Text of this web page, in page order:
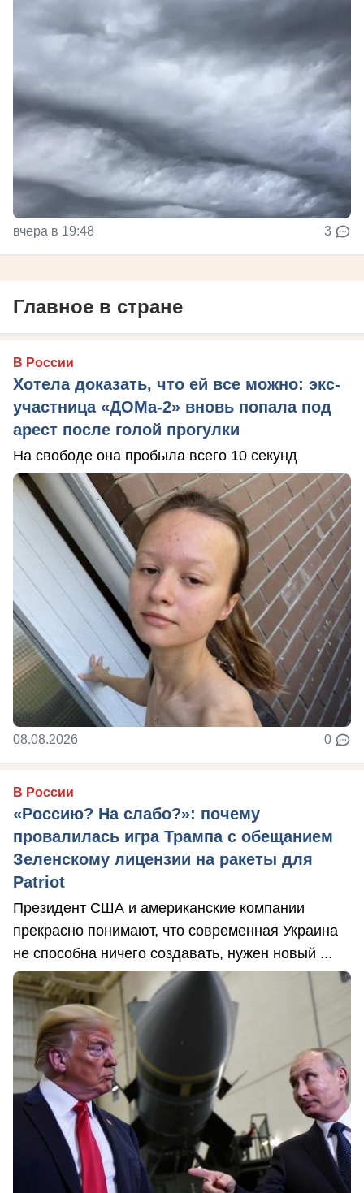
вчера в 19:48 3
Главное в стране
В России
Хотела доказать, что ей все можно: экс-
участница «ДОМа-2» вновь попала под
арест после голой прогулки
На свободе она пробыла всего 10 секунд
08.08.2026 0
В России
«Россию? На слабо?»: почему
провалилась игра Трампа с обещанием
Зеленскому лицензии на ракеты для
Patriot
Президент США и американские компании
прекрасно понимают, что современная Украина
не способна ничего создавать, нужен новый ...